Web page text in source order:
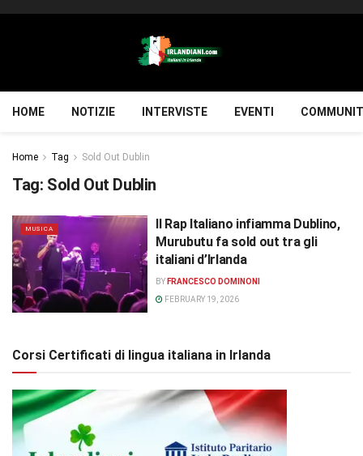
HOME NOTIZIE INTERVISTE EVENTI
Home Tag Sold Out Dublin
Tag: Sold Out Dublin
MUSICA
Il Rap Italiano infiamma Dublino,
Murubutu fa sold out tra gli
italiani d’Irlanda
BY FRANCESCO DOMINONI
FEBRUARY 19, 2026
Corsi Certificati di lingua italiana in Irlanda